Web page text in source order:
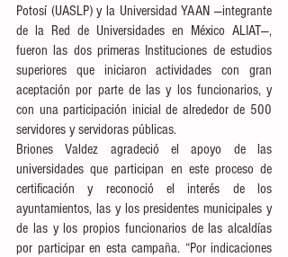
Potosí (UASLP) y la Universidad YAAN —integrante
de la Red de Universidades en México ALIAT—,
fueron las dos primeras Instituciones de estudios
superiores que iniciaron actividades con gran
aceptación por parte de las y los funcionarios, y
con una participación inicial de alrededor de 500
servidores y servidoras públicas.
Briones Valdez agradeció el apoyo de las
universidades que participan en este proceso de
certificación y reconoció el interés de los
ayuntamientos, las y los presidentes municipales y
de las y los propios funcionarios de las alcaldías
por participar en esta campaña. “Por indicaciones